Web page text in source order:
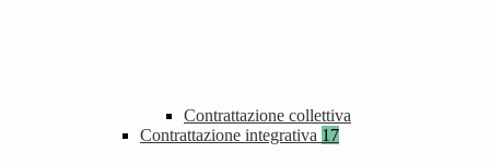
Contrattazione collettiva
Contrattazione integrativa 17